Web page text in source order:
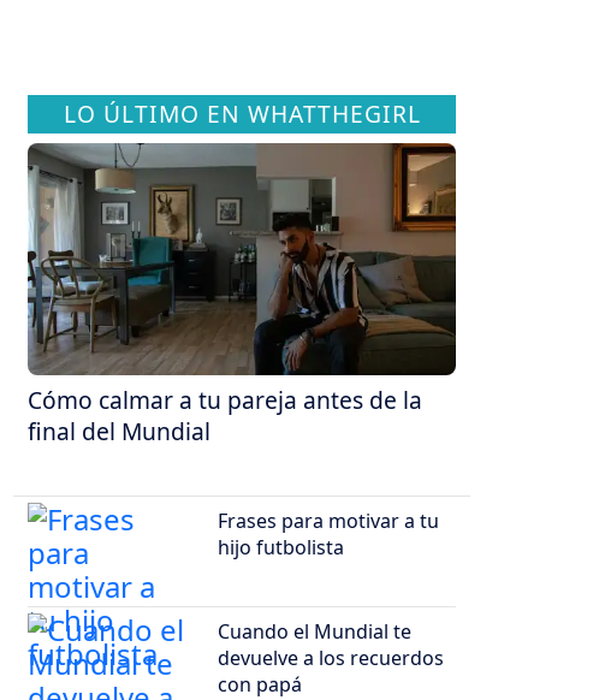
LO ÚLTIMO EN WHATTHEGIRL
Cómo calmar a tu pareja antes de la
final del Mundial
Frases para motivar a tu
hijo futbolista
Cuando el Mundial te
devuelve a los recuerdos
con papá